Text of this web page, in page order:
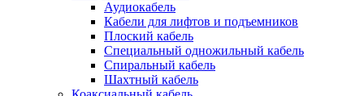
Аудиокабель
Кабели для лифтов и подъемников
Плоский кабель
Специальный одножильный кабель
Спиральный кабель
Шахтный кабель